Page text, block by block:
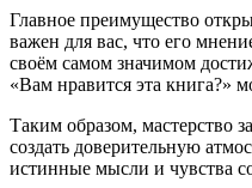
Главное преимущество
важен для вас, что его
своём самом значимом
«Вам нравится эта книга?»
Таким образом, мастерство
создать доверительную
истинные мысли и чувства